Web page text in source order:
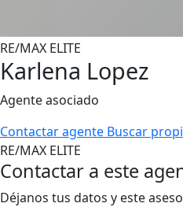
RE/MAX ELITE
Karlena Lopez
Agente asociado
Contactar agente Buscar
RE/MAX ELITE
Contactar a este
Déjanos tus datos y este